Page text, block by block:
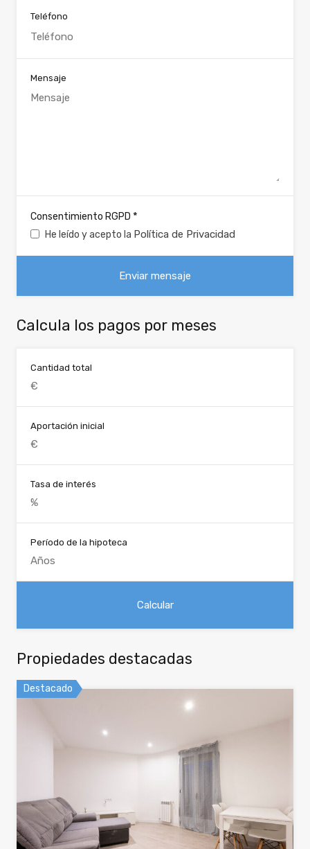
Teléfono
Mensaje
Consentimiento RGPD *
He leído y acepto la Política de Privacidad
Calcula los pagos por meses
Cantidad total
Aportación inicial
Tasa de interés
Período de la hipoteca
Propiedades destacadas
Destacado